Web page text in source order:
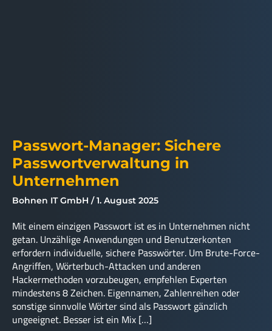
Passwort-Manager: Sichere
Passwortverwaltung in
Unternehmen
Bohnen IT GmbH 1. August 2025
Mit einem einzigen Passwort ist es in Unternehmen nicht
getan. Unzählige Anwendungen und Benutzerkonten
erfordern individuelle, sichere Passwörter. Um Brute-Force-
Angriffen, Wörterbuch-Attacken und anderen
Hackermethoden vorzubeugen, empfehlen Experten
mindestens 8 Zeichen. Eigennamen, Zahlenreihen oder
sonstige sinnvolle Wörter sind als Passwort gänzlich
ungeeignet. Besser ist ein Mix […]